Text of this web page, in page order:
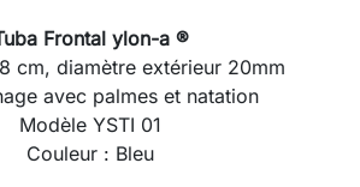
Frontal ylon-a ®
cm, diamètre extérieur 20mm
avec palmes et natation
Modèle YSTI 01
Couleur : Bleu